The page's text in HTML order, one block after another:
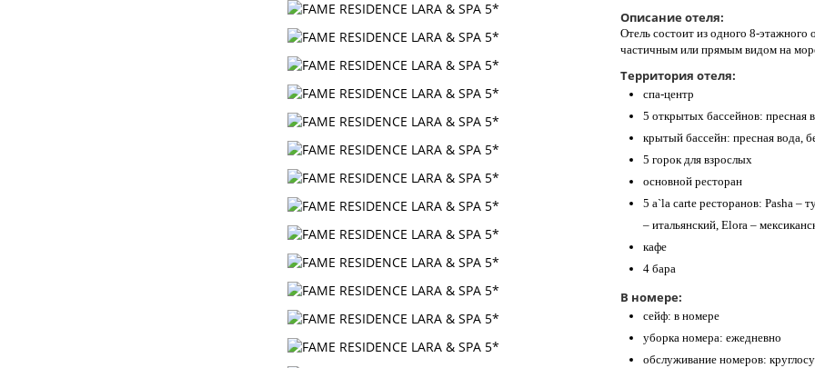
Описание отеля:
Отель состоит из одного 8-этажного
частичным или прямым видом на
Территория отеля:
спа-центр
5 открытых бассейнов: пресная
крытый бассейн: пресная вода,
5 горок для взрослых
основной ресторан
5 a`la carte ресторанов: Pasha –
– итальянский, Elora –
кафе
4 бара
В номере:
сейф: в номере
уборка номера: ежедневно
обслуживание номеров: